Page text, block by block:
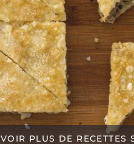
VOIR PLUS DE RECETTES